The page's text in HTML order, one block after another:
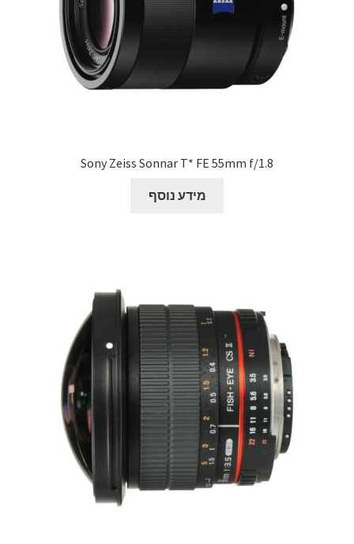
Sony Zeiss Sonnar T* FE 55mm f/1.8
מידע נוסף